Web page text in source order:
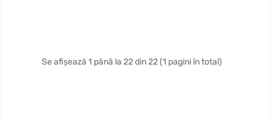
Se afișează 1 până la 22 din 22 (1 pagini în total)